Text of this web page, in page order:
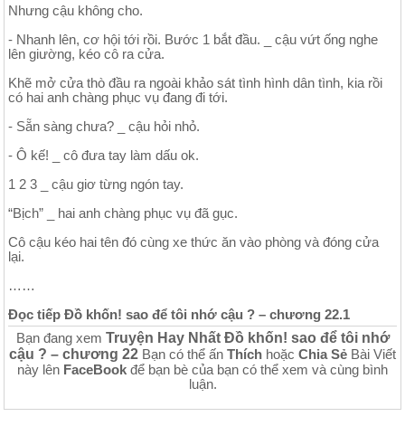
Nhưng cậu không cho.
- Nhanh lên, cơ hội tới rồi. Bước 1 bắt đầu. _ cậu vứt ống nghe
lên giường, kéo cô ra cửa.
Khẽ mở cửa thò đầu ra ngoài khảo sát tình hình dân tình, kia rồi
có hai anh chàng phục vụ đang đi tới.
- Sẵn sàng chưa? _ cậu hỏi nhỏ.
- Ô kế! _ cô đưa tay làm dấu ok.
1 2 3 _ cậu giơ từng ngón tay.
“Bịch” _ hai anh chàng phục vụ đã gục.
Cô cậu kéo hai tên đó cùng xe thức ăn vào phòng và đóng cửa
lại.
……
Đọc tiếp Đồ khốn! sao để tôi nhớ cậu ? – chương 22.1
Bạn đang xem Truyện Hay Nhất Đồ khốn! sao để tôi nhớ
cậu ? – chương 22 Bạn có thể ấn Thích hoặc Chia Sẻ Bài Viết
này lên FaceBook để bạn bè của bạn có thể xem và cùng bình
luận.